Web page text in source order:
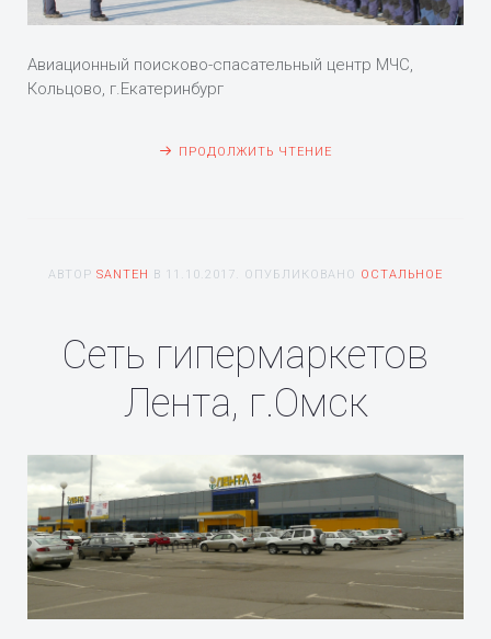
Авиационный поисково-спасательный центр МЧС,
Кольцово, г.Екатеринбург
ПРОДОЛЖИТЬ ЧТЕНИЕ
АВТОР SANTEH В 11.10.2017 . ОПУБЛИКОВАНО ОСТАЛЬНОЕ
Сеть гипермаркетов
Лента, г.Омск